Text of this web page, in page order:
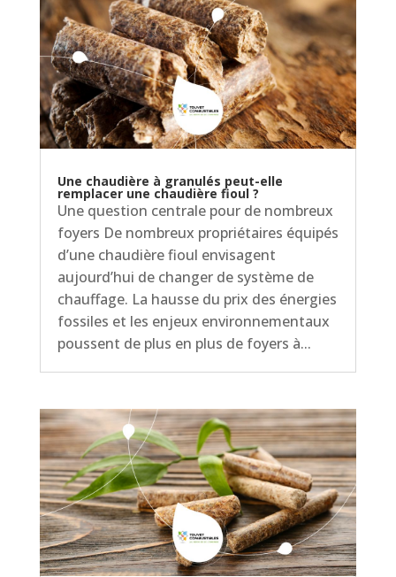
Une chaudière à granulés peut-elle
remplacer une chaudière fioul ?
Une question centrale pour de nombreux
foyers De nombreux propriétaires équipés
d’une chaudière fioul envisagent
aujourd’hui de changer de système de
chauffage. La hausse du prix des énergies
fossiles et les enjeux environnementaux
poussent de plus en plus de foyers à...